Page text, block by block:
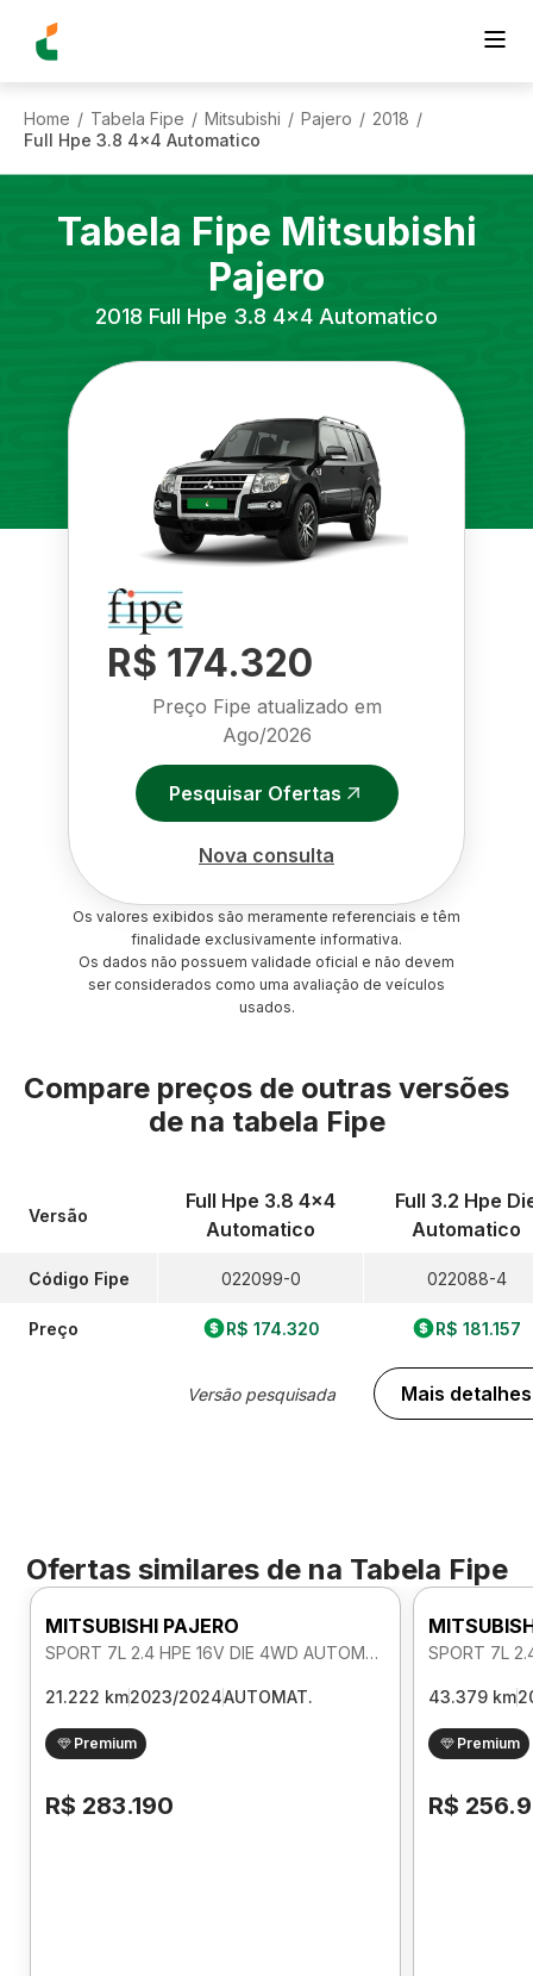
Home / Tabela Fipe / Mitsubishi / Pajero / 2018 /
Full Hpe 3.8 4x4 Automatico
Tabela Fipe Mitsubishi
Pajero
2018 Full Hpe 3.8 4x4 Automatico
R$ 174.320
Preço Fipe atualizado em
Ago/2026
Pesquisar Ofertas
Nova consulta
Os valores exibidos são meramente referenciais e têm
finalidade exclusivamente informativa.
Os dados não possuem validade oficial e não devem
ser considerados como uma avaliação de veículos
usados.
Compare preços de outras versões
de na tabela Fipe
Versão
Código Fipe
Preço
Full Hpe 3.8 4x4
Automatico
022099-0
R$ 174.320
Versão pesquisada
Full 3.2 Hpe
Automatico
022088-4
R$ 181.157
Mais detalhes
Ofertas similares de na Tabela Fipe
MITSUBISHI PAJERO
SPORT 7L 2.4 HPE 16V DIE 4WD AUTOMATICO
21.222 km2023/2024AUTOMAT.
Premium
R$ 283.190
43.379 km
Premium
R$